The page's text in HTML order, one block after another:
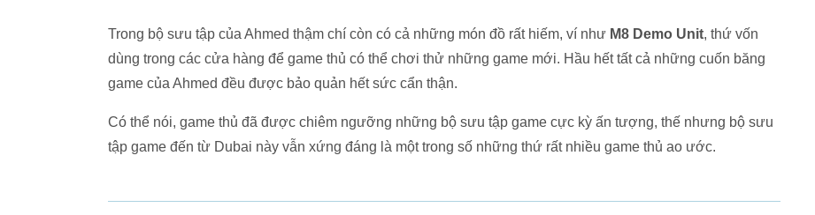
Trong bộ sưu tập của Ahmed thậm chí còn có cả những món đồ rất hiếm, ví như M8 Demo Unit, thứ vốn
dùng trong các cửa hàng để game thủ có thể chơi thử những game mới. Hầu hết tất cả những cuốn băng
game của Ahmed đều được bảo quản hết sức cẩn thận.
Có thể nói, game thủ đã được chiêm ngưỡng những bộ sưu tập game cực kỳ ấn tượng, thế nhưng bộ sưu
tập game đến từ Dubai này vẫn xứng đáng là một trong số những thứ rất nhiều game thủ ao ước.